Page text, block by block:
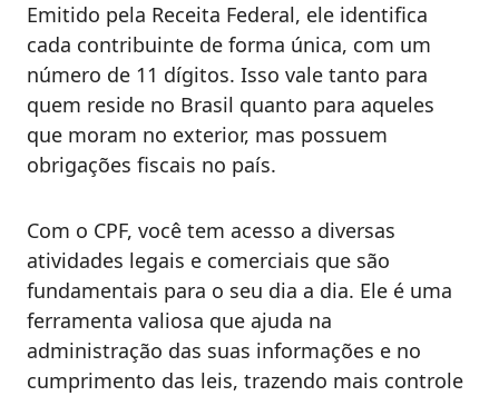
Emitido pela Receita Federal, ele identifica
cada contribuinte de forma única, com um
número de 11 dígitos. Isso vale tanto para
quem reside no Brasil quanto para aqueles
que moram no exterior, mas possuem
obrigações fiscais no país.
Com o CPF, você tem acesso a diversas
atividades legais e comerciais que são
fundamentais para o seu dia a dia. Ele é uma
ferramenta valiosa que ajuda na
administração das suas informações e no
cumprimento das leis, trazendo mais controle